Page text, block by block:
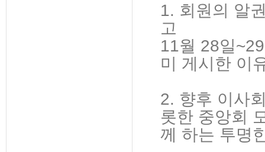
1. 회원의 알
고
11월 28일
미 게시한 이
2. 향후 이사
롯한 중앙회
께 하는 투명